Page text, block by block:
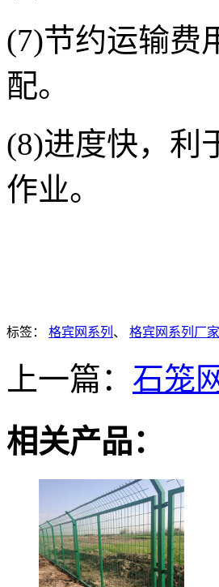
(7)节约运输费
配。
(8)进度快，利
作业。
标签： 格宾网系列 、 格宾网系列厂家
上一篇： 石笼
相关产品：